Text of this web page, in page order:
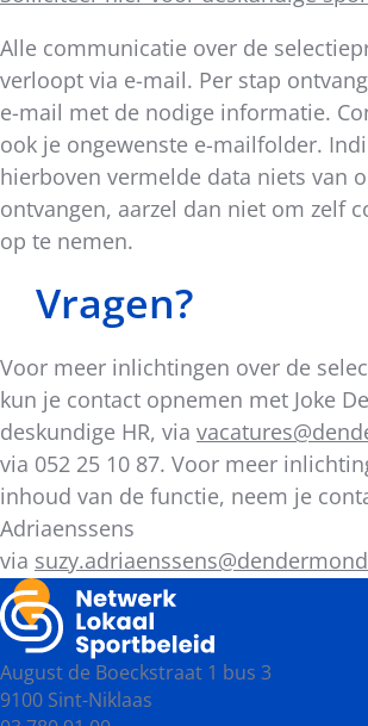
Alle communicatie over de
verloopt via e-mail. Per stap
e-mail met de nodige informatie.
ook je ongewenste e-mailfolder.
hierboven vermelde data niets van
ontvangen, aarzel dan niet om zelf
op te nemen.
Vragen?
Voor meer inlichtingen over de
kun je contact opnemen met Joke
deskundige HR, via
via 052 25 10 87. Voor meer
inhoud van de functie, neem je
Adriaenssens
via
August de Boeckstraat 1 bus 3
9100 Sint-Niklaas